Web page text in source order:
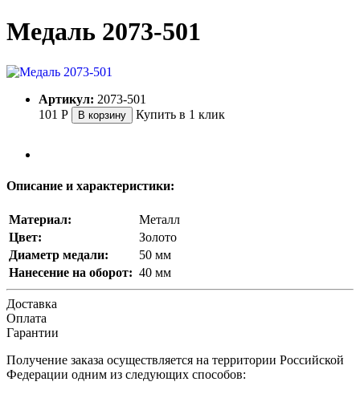
Медаль 2073‑501
Артикул: 2073-501
101 Р В корзину Купить в 1 клик
Описание и характеристики:
Материал:
Металл
Цвет:
Золото
Диаметр медали:
50 мм
Нанесение на оборот: 40 мм
Доставка
Оплата
Гарантии
Получение заказа осуществляется на территории Российской
Федерации одним из следующих способов: